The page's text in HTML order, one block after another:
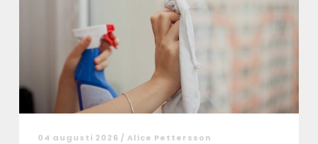
04 augusti 2026 / Alice Pettersson